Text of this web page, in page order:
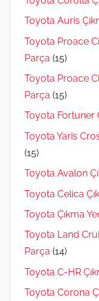
Toyota Auris
Toyota Proace
Parça (15)
Toyota Proace
Parça (15)
Toyota Fortuner
Toyota Yaris
(15)
Toyota Avalon
Toyota Celica
Toyota Çıkma
Toyota Land
Parça (14)
Toyota C-HR
Toyota Corona